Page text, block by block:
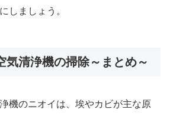
しましょう。
気清浄機の掃除～まとめ～
機のニオイは、埃やカビが主な原